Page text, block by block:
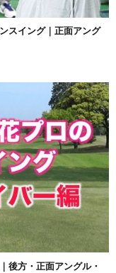
スイング｜正面アング
後方・正面アングル・